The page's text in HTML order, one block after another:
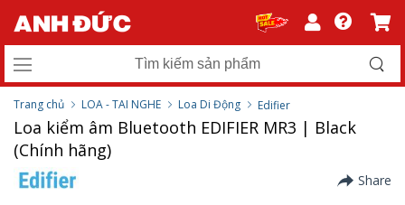
Trang chủ LOA - TAI NGHE Loa Di Động Edifier
Loa kiểm âm Bluetooth EDIFIER MR3 | Black
(Chính hãng)
Share